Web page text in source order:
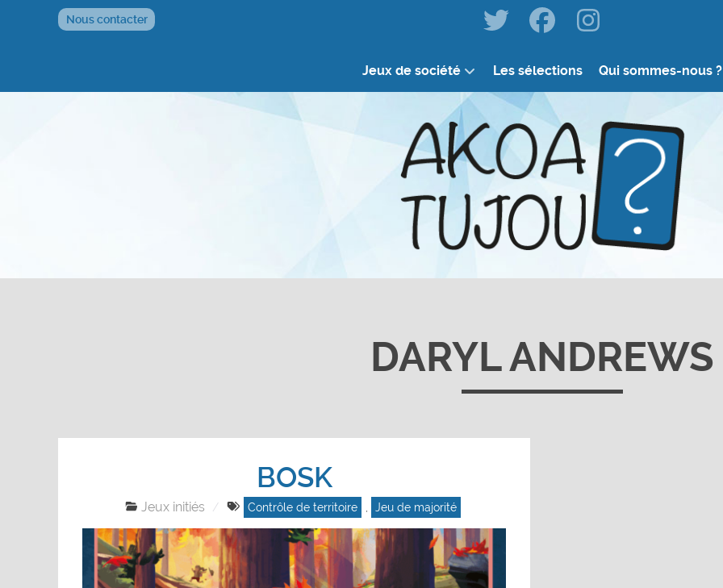
Nous contacter
Jeux de société Les sélections Qui sommes-nous ?
DARYL ANDREWS
BOSK
Jeux initiés Contrôle de territoire Jeu de majorité